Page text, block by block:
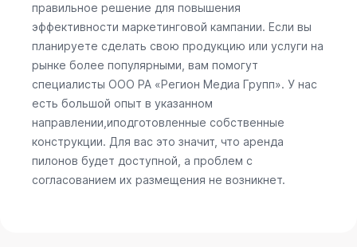
правильное решение для повышения
эффективности маркетинговой кампании. Если вы
планируете сделать свою продукцию или услуги на
рынке более популярными, вам помогут
специалисты ООО РА «Регион Медиа Групп». У нас
есть большой опыт в указанном
направлении,иподготовленные собственные
конструкции. Для вас это значит, что аренда
пилонов будет доступной, а проблем с
согласованием их размещения не возникнет.